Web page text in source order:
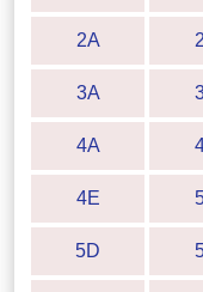
2A
3A
4A
4E
5D